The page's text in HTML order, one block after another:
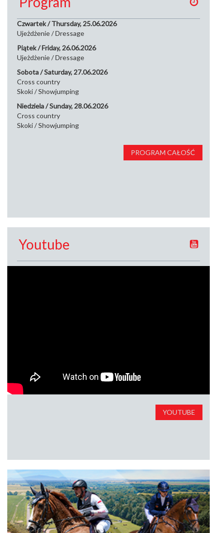
Czwartek / Thursday, 25.06.2026
Ujeżdżenie / Dressage
Piątek / Friday, 26.06.2026
Ujeżdżenie / Dressage
Sobota / Saturday, 27.06.2026
Cross country
Skoki / Showjumping
Niedziela / Sunday, 28.06.2026
Cross country
Skoki / Showjumping
PROGRAM CAŁOŚĆ
Youtube
YOUTUBE